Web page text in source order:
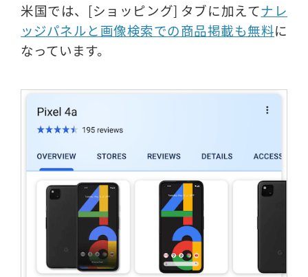
米国では、[ショッピング] タブに加えてナレ
ッジパネルと画像検索での商品掲載も無料に
なっています。